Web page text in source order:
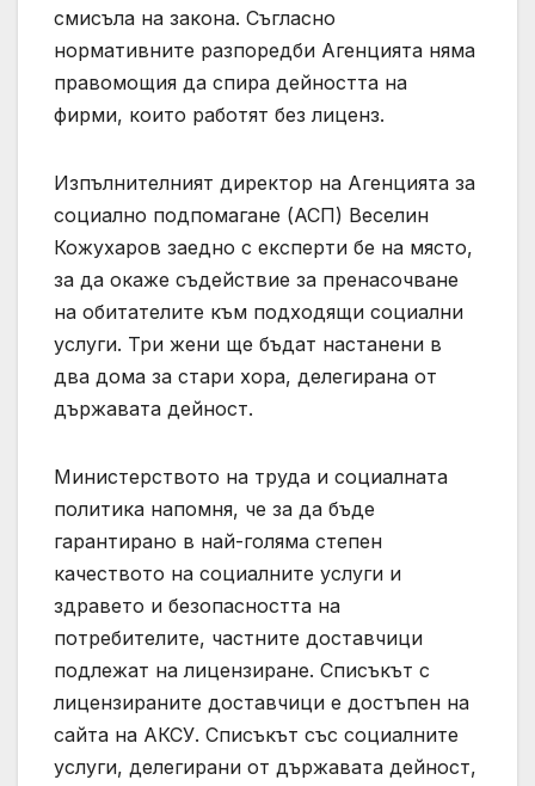
смисъла на закона. Съгласно
нормативните разпоредби Агенцията няма
правомощия да спира дейността на
фирми, които работят без лиценз.
Изпълнителният директор на Агенцията за
социално подпомагане (АСП) Веселин
Кожухаров заедно с експерти бе на място,
за да окаже съдействие за пренасочване
на обитателите към подходящи социални
услуги. Три жени ще бъдат настанени в
два дома за стари хора, делегирана от
държавата дейност.
Министерството на труда и социалната
политика напомня, че за да бъде
гарантирано в най-голяма степен
качеството на социалните услуги и
здравето и безопасността на
потребителите, частните доставчици
подлежат на лицензиране. Списъкът с
лицензираните доставчици е достъпен на
сайта на АКСУ. Списъкът със социалните
услуги, делегирани от държавата дейност,